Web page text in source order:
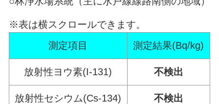
※表は横スクロールできます。
測定項目
測定結果(Bq/kg)
放射性ヨウ素(I-131) 不検出
放射性セシウム(Cs-134) 不検出